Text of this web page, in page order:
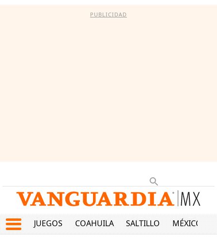
PUBLICIDAD
JUEGOS COAHUILA SALTILLO MÉXICO